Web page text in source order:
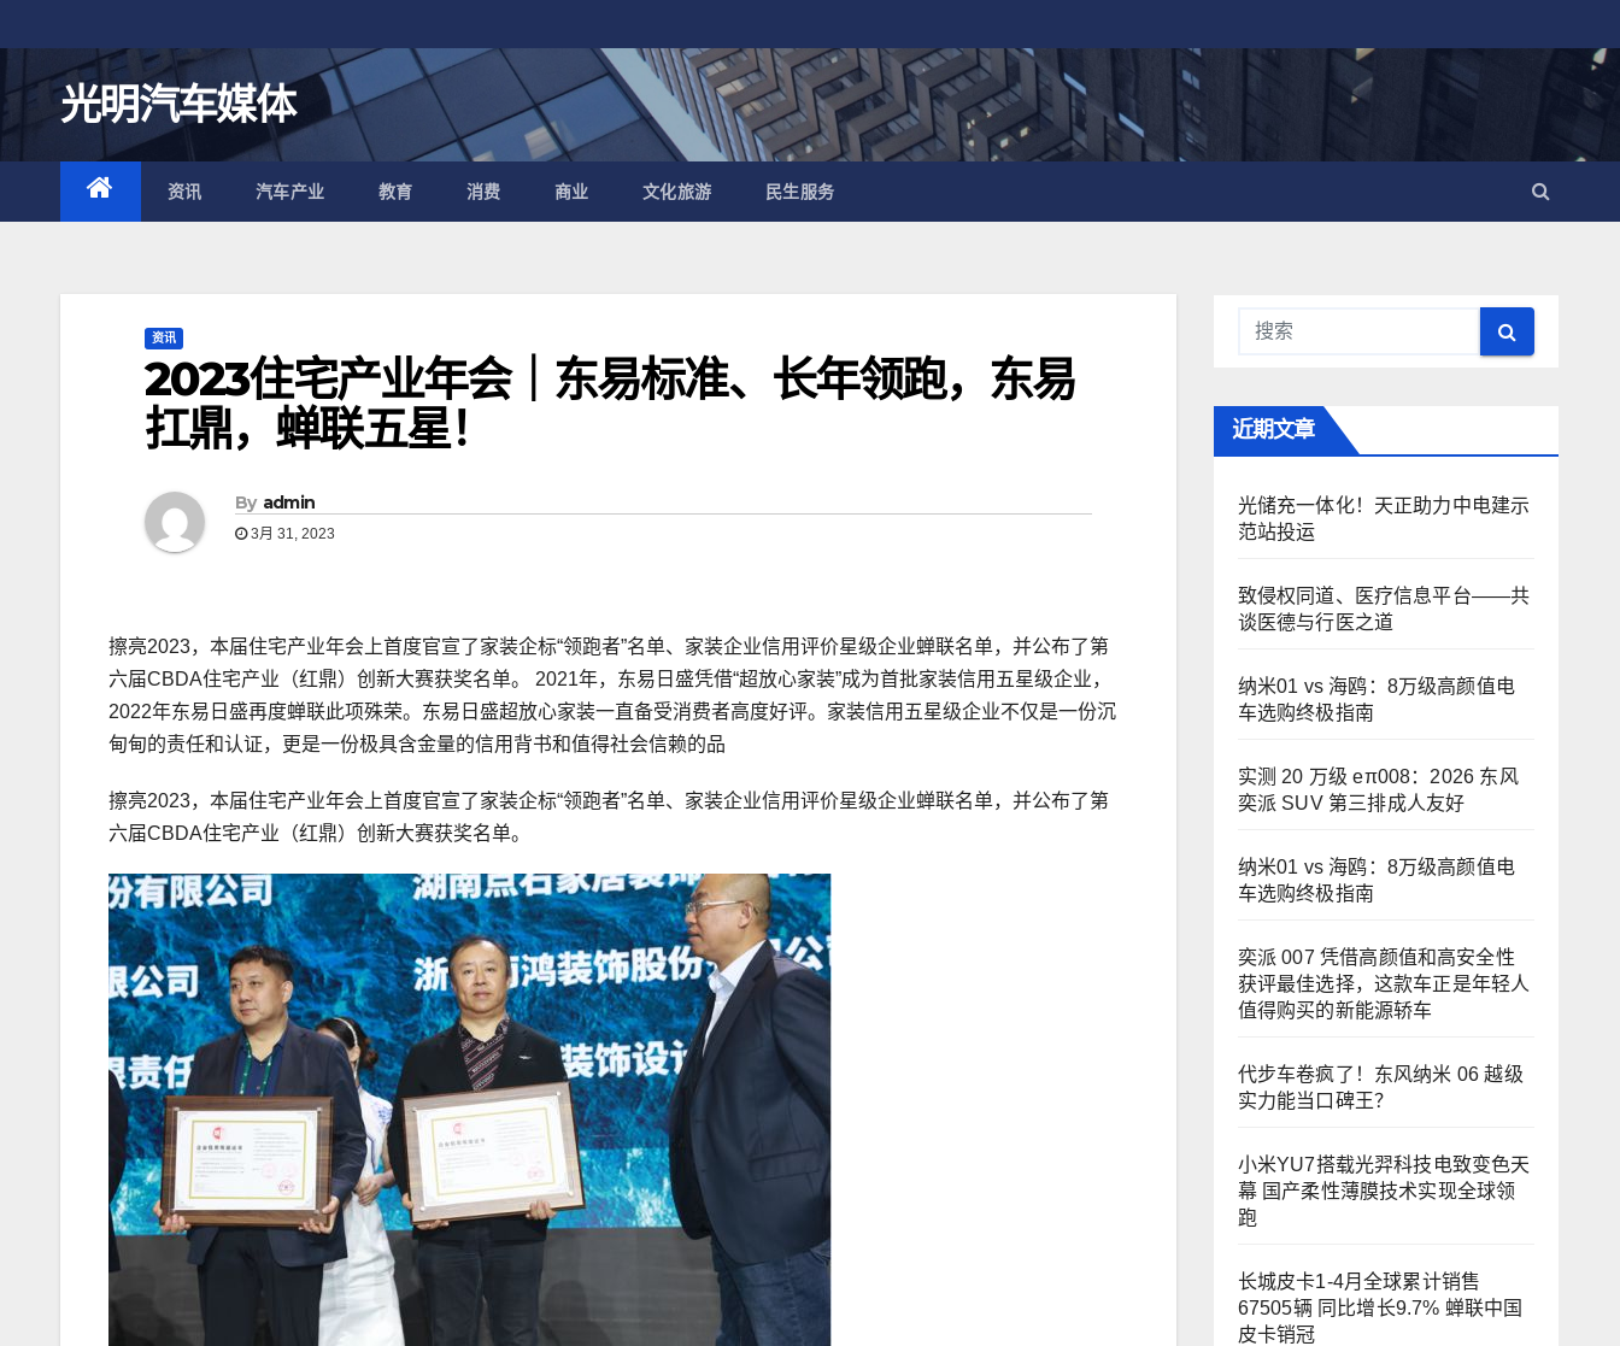
至
内
容
光明汽车媒体
资讯 汽车产业 教育 消费 商业 文化旅游 民生服务
资讯
2023住宅产业年会｜东易标准、长年领跑，东易
扛鼎，蝉联五星！
By admin
3月 31, 2023
擦亮2023，本届住宅产业年会上首度官宣了家装企标“领跑者”名单、家装企业信用评价星级企业蝉联名单，并公布了第
六届CBDA住宅产业（红鼎）创新大赛获奖名单。 2021年，东易日盛凭借“超放心家装”成为首批家装信用五星级企业，
2022年东易日盛再度蝉联此项殊荣。东易日盛超放心家装一直备受消费者高度好评。家装信用五星级企业不仅是一份沉
甸甸的责任和认证，更是一份极具含金量的信用背书和值得社会信赖的品
擦亮2023，本届住宅产业年会上首度官宣了家装企标“领跑者”名单、家装企业信用评价星级企业蝉联名单，并公布了第
六届CBDA住宅产业（红鼎）创新大赛获奖名单。
近期文章
光储充一体化！天正助力中电建示
范站投运
致侵权同道、医疗信息平台——共
谈医德与行医之道
纳米01 vs 海鸥：8万级高颜值电
车选购终极指南
实测 20 万级 eπ008：2026 东风
奕派 SUV 第三排成人友好
纳米01 vs 海鸥：8万级高颜值电
车选购终极指南
奕派 007 凭借高颜值和高安全性
获评最佳选择，这款车正是年轻人
值得购买的新能源轿车
代步车卷疯了！东风纳米 06 越级
实力能当口碑王？
小米YU7搭载光羿科技电致变色天
幕 国产柔性薄膜技术实现全球领
跑
长城皮卡1-4月全球累计销售
67505辆 同比增长9.7% 蝉联中国
皮卡销冠